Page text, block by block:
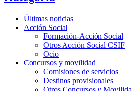
Últimas noticias
Acción Social
Formación-Acción Social
Otros Acción Social CSIF
Ocio
Concursos y movilidad
Comisiones de servicios
Destinos provisionales
Otros Concursos y